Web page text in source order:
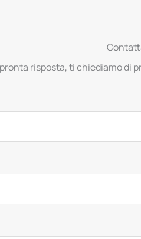
risposta, ti chiediamo di